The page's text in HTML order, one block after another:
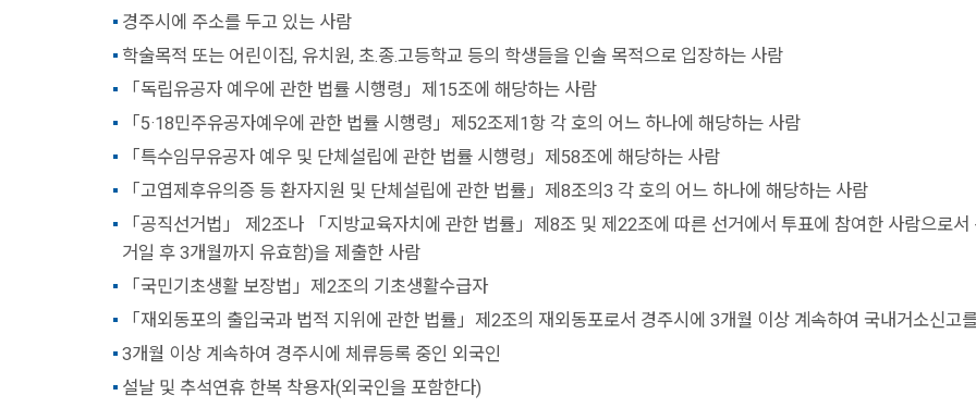
경주시에 주소를 두고 있는 사람
학술목적 또는 어린이집, 유치원, 초.종.고등학교 등의 학생들을 인솔 목적으로 입장하는 사람
「독립유공자 예우에 관한 법률 시행령」제15조에 해당하는 사람
「5·18민주유공자예우에 관한 법률 시행령」제52조제1항 각 호의 어느 하나에 해당하는 사람
「특수임무유공자 예우 및 단체설립에 관한 법률 시행령」제58조에 해당하는 사람
「고엽제후유의증 등 환자지원 및 단체설립에 관한 법률」제8조의3 각 호의 어느 하나에 해당하는 사람
「공직선거법」 제2조나 「지방교육자치에 관한 법률」제8조 및 제22조에 따른 선거에서 투표에 참여한 사람으로
거일 후 3개월까지 유효함)을 제출한 사람
「국민기초생활 보장법」제2조의 기초생활수급자
「재외동포의 출입국과 법적 지위에 관한 법률」제2조의 재외동포로서 경주시에 3개월 이상 계속하여 국내거소신고
3개월 이상 계속하여 경주시에 체류등록 중인 외국인
설날 및 추석연휴 한복 착용자(외국인을 포함한다)